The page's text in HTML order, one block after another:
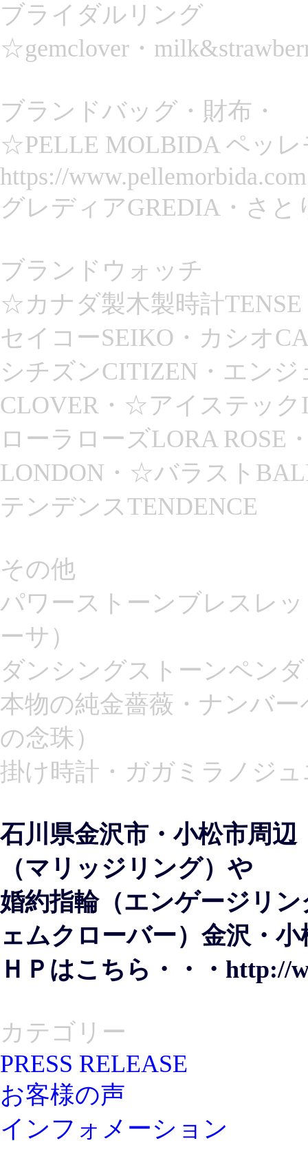
ブライダルリング
☆gemclover・
ブランドバッグ・財布・
☆PELLE MOLBIDA ペッ
https://www.pellemorbida.com
グレディアGREDIA・さと
ブランドウォッチ
☆カナダ製木製時計
セイコーSEIKO・カシオ
シチズンCITIZEN・エン
CLOVER・☆アイステック
ローラローズLORA ROSE
LONDON・☆バラスト
テンデンスTENDENCE
その他
パワーストーンブレスレ
ーサ）
ダンシングストーンペン
本物の純金薔薇・ナンバ
の念珠）
掛け時計・ガガミラノジ
石川県金沢市・小松市周
（マリッジリング）や
婚約指輪（エンゲージリ
ェムクローバー）金沢・小
ＨＰはこちら・・・ http://
カテゴリー
PRESS RELEASE
お客様の声
インフォメーション